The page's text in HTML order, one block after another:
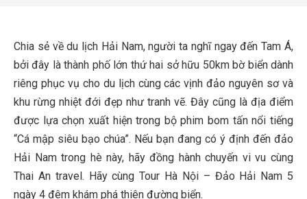
Chia sẻ về du lịch Hải Nam, người ta nghĩ ngay đến Tam Á,
bởi đây là thành phố lớn thứ hai sở hữu 50km bờ biển dành
riêng phục vụ cho du lịch cùng các vịnh đảo nguyên sơ và
khu rừng nhiệt đới đẹp như tranh vẽ. Đây cũng là địa điểm
được lựa chọn xuất hiện trong bộ phim bom tấn nổi tiếng
“Cá mập siêu bạo chúa”. Nếu bạn đang có ý định đến đảo
Hải Nam trong hè này, hãy đồng hành chuyến vi vu cùng
Thai An travel. Hãy cùng Tour Hà Nội – Đảo Hải Nam 5
ngày 4 đêm khám phá thiên đường biển.